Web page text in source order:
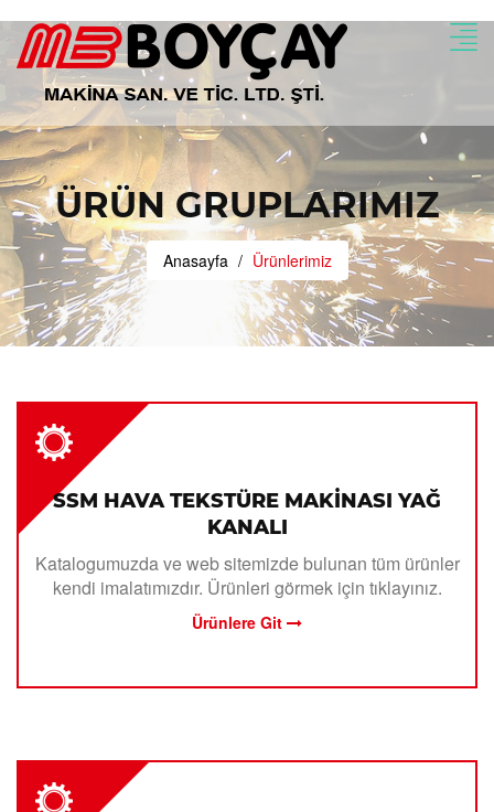
ÜRÜN GRUPLARIMIZ
Anasayfa Ürünlerimiz
SSM HAVA TEKSTÜRE MAKİNASI YAĞ
KANALI
Katalogumuzda ve web sitemizde bulunan tüm ürünler
kendi imalatımızdır. Ürünleri görmek için tıklayınız.
Ürünlere Git